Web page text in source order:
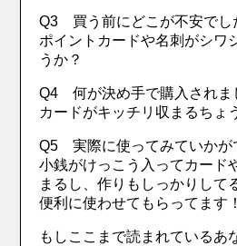
Q3 買う前にどこが不安でし
ポイントカードや名刺がシワ
うか？
Q4 何が決め手で購入されま
カードがキッチリ収まるちょ
Q5 実際に使ってみていかが
小銭がけっこう入ってカード
まるし、作りもしっかりして
便利に使わせてもらってます！
もしここまで読まれているあ